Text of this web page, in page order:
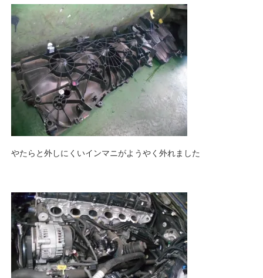
やたらと外しにくいインマニがようやく外れました